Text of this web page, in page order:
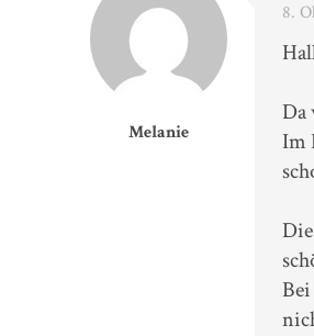
Melanie
8.
Da
Im